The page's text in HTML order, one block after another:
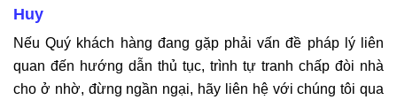
Huy
Nếu Quý khách hàng đang gặp phải vấn đề pháp lý liên
quan đến hướng dẫn thủ tục, trình tự tranh chấp đòi nhà
cho ở nhờ, đừng ngần ngại, hãy liên hệ với chúng tôi qua